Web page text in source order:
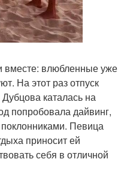
вместе: влюбленные уже
На этот раз отпуск
каталась на
попробовала дайвинг,
Певица
приносит ей
себя в отличной